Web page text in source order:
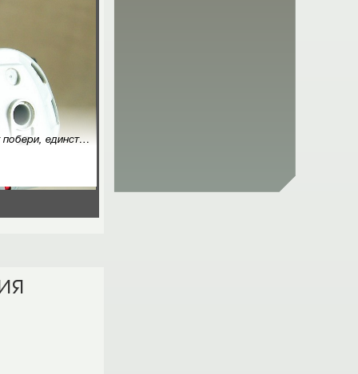
эту чертову станцию любыми средствами!